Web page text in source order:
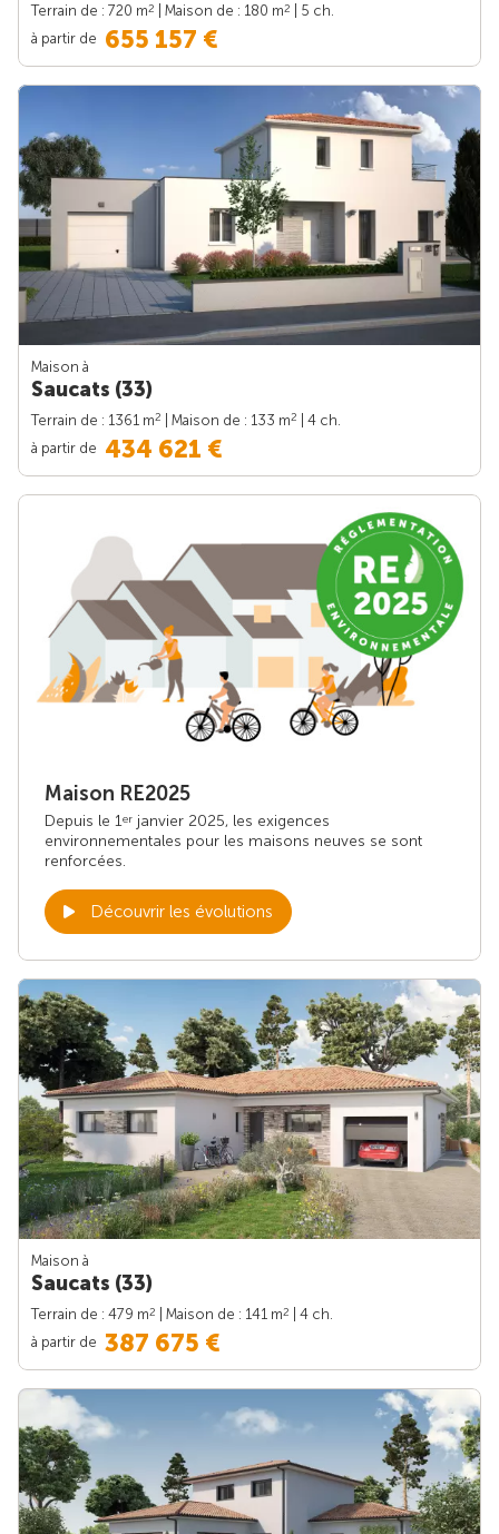
Terrain de : 720 m2 | Maison de : 180 m2
| 5 ch.
à partir de 655 157 €
Maison à
Saucats (33)
Terrain de : 1361 m2 | Maison de : 133 m2
| 4 ch.
à partir de 434 621 €
Maison RE2025
Depuis le 1er janvier 2025, les exigences
environnementales pour les maisons neuves se sont
renforcées.
Découvrir les évolutions
Maison à
Saucats (33)
Terrain de : 479 m2 | Maison de : 141 m2
| 4 ch.
à partir de 387 675 €